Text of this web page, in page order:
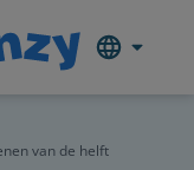
van de helft